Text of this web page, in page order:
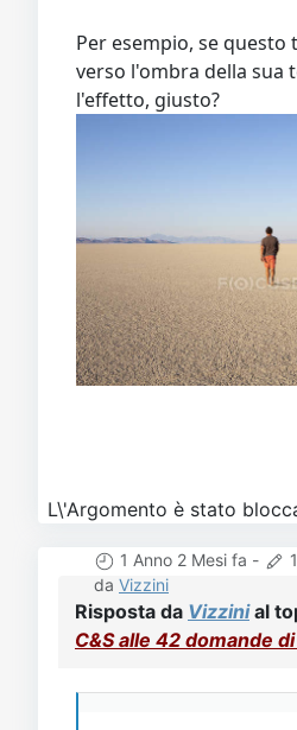
Per esempio, se questo
verso l'ombra della sua
l'effetto, giusto?
L\'Argomento è stato
1 Anno 2 Mesi fa -
da Vizzini
Risposta da Vizzinial
C&S alle 42 domande